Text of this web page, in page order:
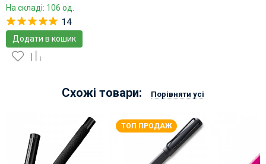
На складі: 106 од.
14
Додати в кошик
Схожі товари: Порівняти усі
ТОП ПРОДАЖ